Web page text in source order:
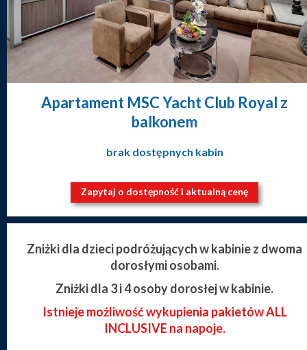
Apartament MSC Yacht Club Royal z
balkonem
brak dostępnych kabin
Zapytaj o dostępność i aktualną cenę
Zniżki dla dzieci podróżujących w kabinie z dwoma
dorosłymi osobami.
Zniżki dla 3 i 4 osoby dorosłej w kabinie.
Istnieje możliwość wykupienia pakietów ALL
INCLUSIVE na napoje.